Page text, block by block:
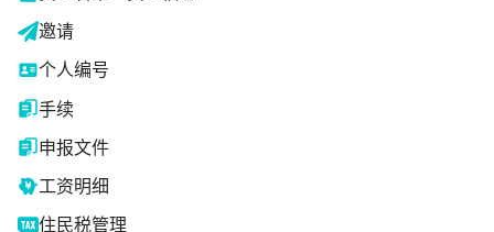
邀请
个人编号
手续
申报文件
工资明细
住民税管理